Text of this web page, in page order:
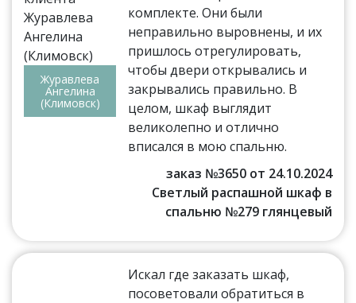
Журавлева
Ангелина
(Климовск)
комплекте. Они были
неправильно выровнены, и их
пришлось отрегулировать,
чтобы двери открывались и
закрывались правильно. В
целом, шкаф выглядит
великолепно и отлично
вписался в мою спальню.
заказ №3650 от 24.10.2024
Светлый распашной шкаф в
спальню №279 глянцевый
Искал где заказать шкаф,
посоветовали обратиться в